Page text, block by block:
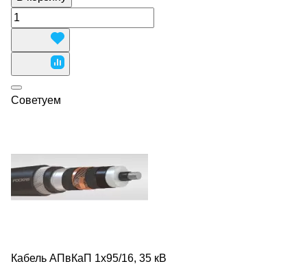
Советуем
Кабель АПвКаП 1х95/16, 35 кВ